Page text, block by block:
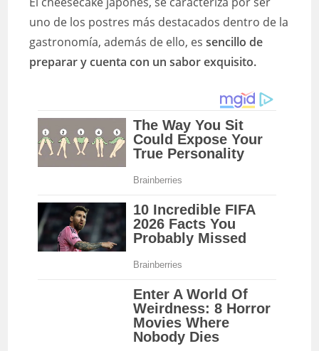
uno de los postres más destacados dentro de la
gastronomía, además de ello, essencillo de
preparar y cuenta con un sabor exquisito.